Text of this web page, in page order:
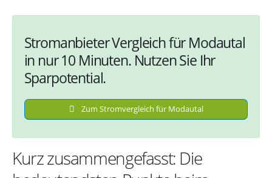
Stromanbieter Vergleich für Modautal
in nur 10 Minuten. Nutzen Sie Ihr
Sparpotential.
Zum Stromvergleich für Modautal
Kurz zusammengefasst: Die